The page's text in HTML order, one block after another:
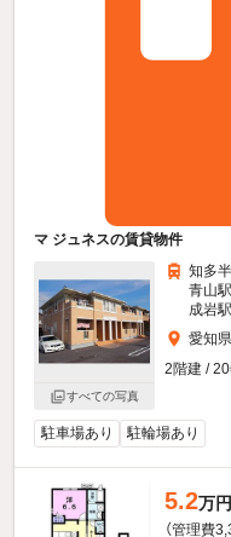
マ ジュネスの賃貸物件
すべての写真
知多
青山
成岩
愛知
2階建 /
駐車場あり 駐輪場あり
5.2万円
（管理費